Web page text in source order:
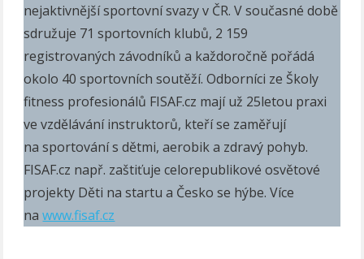
nejaktivnější sportovní svazy v ČR. V současné době
sdružuje 71 sportovních klubů, 2 159
registrovaných závodníků a každoročně pořádá
okolo 40 sportovních soutěží. Odborníci ze Školy
fitness profesionálů FISAF.cz mají už 25letou praxi
ve vzdělávání instruktorů, kteří se zaměřují
na sportování s dětmi, aerobik a zdravý pohyb.
FISAF.cz např. zaštiťuje celorepublikové osvětové
projekty Děti na startu a Česko se hýbe. Více
nawww.fisaf.cz